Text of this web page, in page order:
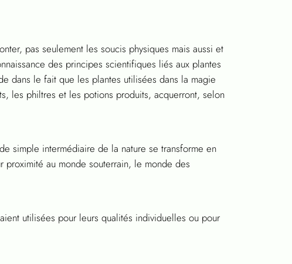
pas seulement les soucis physiques mais aussi et
des principes scientifiques liés aux plantes
dans le fait que les plantes utilisées dans la magie
les philtres et les potions produits, acquerront, selon
simple intermédiaire de la nature se transforme en
au monde souterrain, le monde des
utilisées pour leurs qualités individuelles ou pour